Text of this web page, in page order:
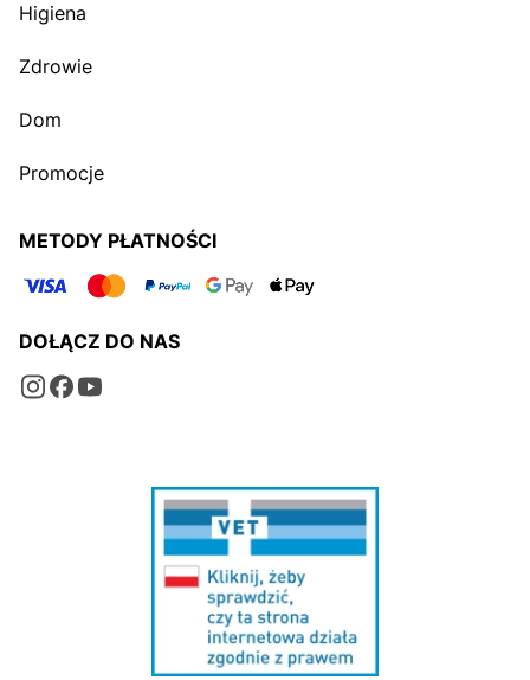
Higiena
Zdrowie
Dom
Promocje
METODY PŁATNOŚCI
DOŁĄCZ DO NAS